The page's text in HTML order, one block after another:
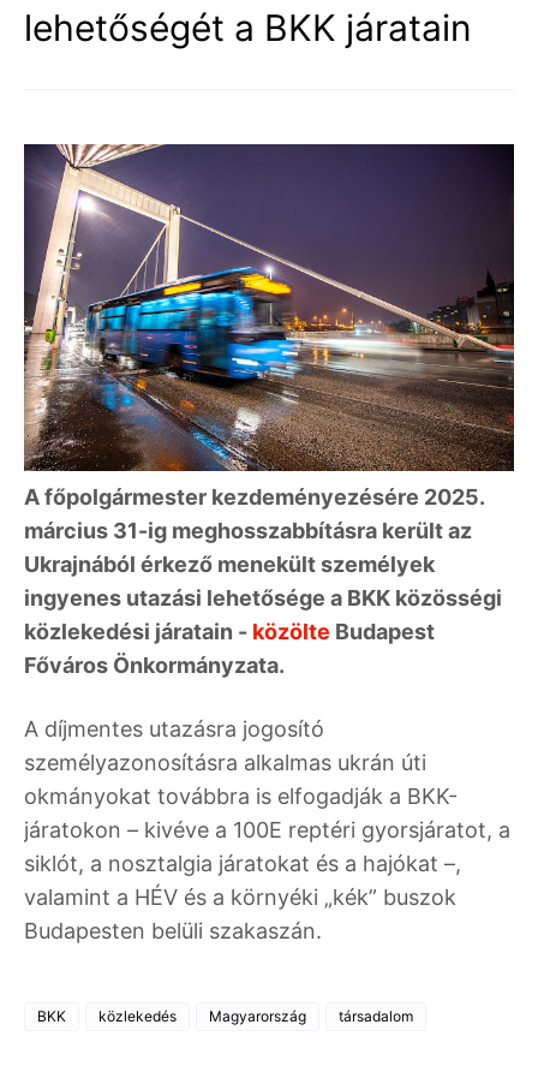
lehetőségét a BKK járatain
A főpolgármester kezdeményezésére 2025.
március 31-ig meghosszabbításra került az
Ukrajnából érkező menekült személyek
ingyenes utazási lehetősége a BKK közösségi
közlekedési járatain - közölte Budapest
Főváros Önkormányzata.
A díjmentes utazásra jogosító
személyazonosításra alkalmas ukrán úti
okmányokat továbbra is elfogadják a BKK-
járatokon – kivéve a 100E reptéri gyorsjáratot, a
siklót, a nosztalgia járatokat és a hajókat –,
valamint a HÉV és a környéki „kék” buszok
Budapesten belüli szakaszán.
BKK közlekedés Magyarország társadalom